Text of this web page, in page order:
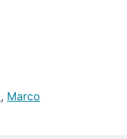
, Marco